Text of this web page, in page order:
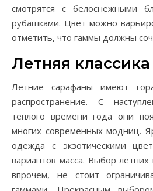
смотрятся с белоснежными
рубашками. Цвет можно
отметить, что гаммы должны
Летняя классика
Летние сарафаны имеют
распространение. С
теплого времени года они
многих современных модниц.
одежда с экзотическими
вариантов масса. Выбор
впрочем, не стоит